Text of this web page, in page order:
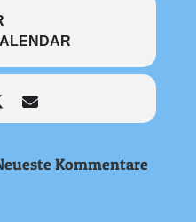
Kommentare